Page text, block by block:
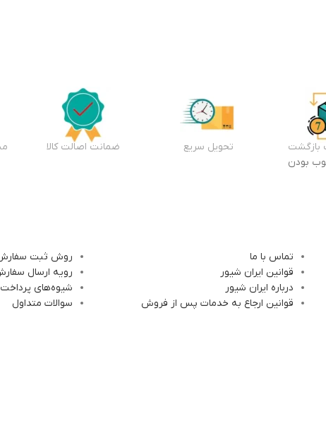
بودن
تحویل سریع ضمانت اصالت کالا
تماس با ما
قوانین ایران شیور
درباره ایران شیور
قوانین ارجاع به خدمات پس از فروش
روش ثبت
رویه ارسال
شیوه‌های پرداخت
سوالات متداول